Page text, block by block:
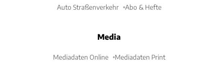
Auto Straßenverkehr Abo & Hefte
Media
Mediadaten Online Mediadaten Print